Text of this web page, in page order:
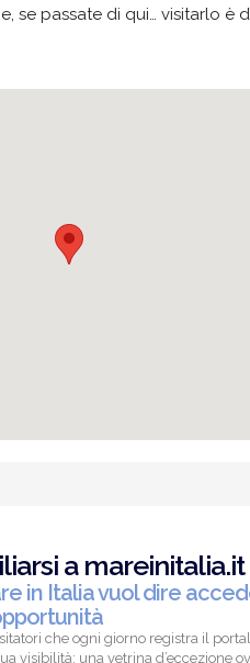
se passate di qui… visitarlo è
a mareinitalia.it
in Italia vuol dire
che ogni giorno registra il
visibilità; una vetrina d’eccezione